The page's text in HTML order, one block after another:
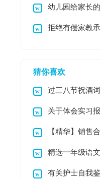
扬信汇总十篇
幼儿园给家长的
表扬信合集八篇
拒绝有偿家教承
猜你喜欢
过三八节祝酒词
（精选5篇）
关于体会实习报
告8篇 【精华】销售合
同合集9篇
精选一年级语文
教学总结范文锦集六
有关护士自我鉴